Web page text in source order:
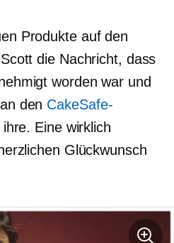
Produkte auf den
die Nachricht, dass
worden war und
den CakeSafe-
Eine wirklich
Glückwunsch